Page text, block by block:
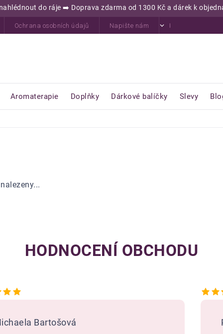
do ráje ➡️ Doprava zdarma od 1300 Kč a dárek k
Ochrana osobních údajů Napište nám Kontakty
Aromaterapie Doplňky Dárkové balíčky Slevy
HODNOCENÍ OBCHODU
Bartošová
Hodnocení obchodu je 5 z 5 hvězdiček.